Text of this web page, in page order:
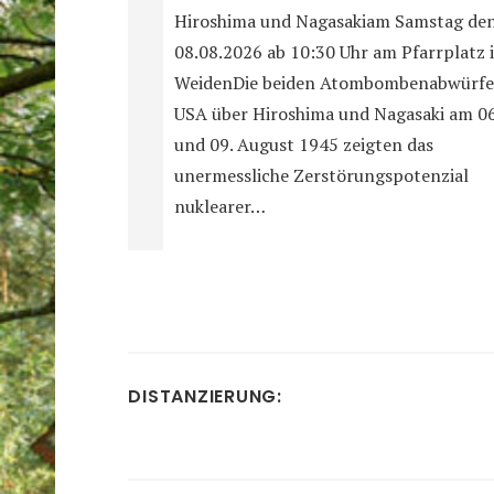
Hiroshima und Nagasakiam Samstag
08.08.2026 ab 10:30 Uhr am Pfarrplatz
WeidenDie beiden
USA über Hiroshima und Nagasaki am
und 09. August 1945 zeigten das
unermessliche Zerstörungspotenzial
nuklearer…
DISTANZIERUNG: